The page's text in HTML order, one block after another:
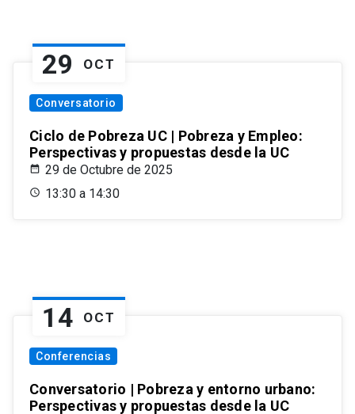
29 OCT
Conversatorio
Ciclo de Pobreza UC | Pobreza y Empleo:
Perspectivas y propuestas desde la UC
29 de Octubre de 2025
13:30 a 14:30
14 OCT
Conferencias
Conversatorio | Pobreza y entorno urbano:
Perspectivas y propuestas desde la UC